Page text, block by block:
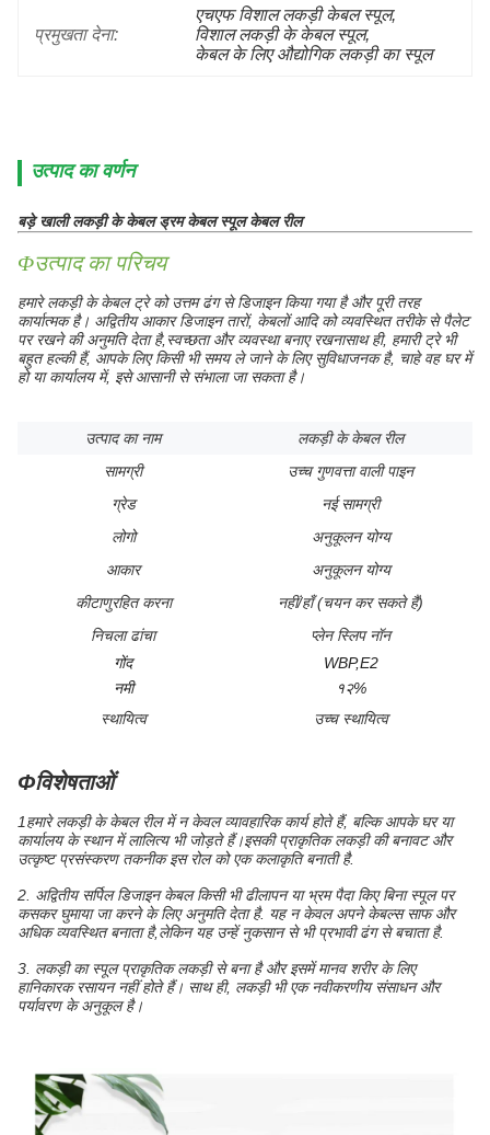
प्रमुखता देना:
एचएफ विशाल लकड़ी केबल स्पूल,
विशाल लकड़ी के केबल स्पूल,
केबल के लिए औद्योगिक लकड़ी का स्पूल
उत्पाद का वर्णन
बड़े खाली लकड़ी के केबल ड्रम केबल स्पूल केबल रील
Φउत्पाद का परिचय
हमारे लकड़ी के केबल ट्रे को उत्तम ढंग से डिजाइन किया गया है और पूरी तरह
कार्यात्मक है। अद्वितीय आकार डिजाइन तारों, केबलों आदि को व्यवस्थित तरीके से पैलेट
पर रखने की अनुमति देता है,स्वच्छता और व्यवस्था बनाए रखनासाथ ही, हमारी ट्रे भी
बहुत हल्की हैं, आपके लिए किसी भी समय ले जाने के लिए सुविधाजनक है, चाहे वह घर में
हो या कार्यालय में, इसे आसानी से संभाला जा सकता है।
उत्पाद का नाम
लकड़ी के केबल रील
सामग्री
उच्च गुणवत्ता वाली पाइन
ग्रेड
नई सामग्री
लोगो
अनुकूलन योग्य
आकार
अनुकूलन योग्य
कीटाणुरहित करना
नहीं/हाँ (चयन कर सकते हैं)
निचला ढांचा
प्लेन स्लिप नॉन
गोंद
WBP,E2
नमी
१२%
स्थायित्व
उच्च स्थायित्व
Φविशेषताओं
1हमारे लकड़ी के केबल रील में न केवल व्यावहारिक कार्य होते हैं, बल्कि आपके घर या
कार्यालय के स्थान में लालित्य भी जोड़ते हैं।इसकी प्राकृतिक लकड़ी की बनावट और
उत्कृष्ट प्रसंस्करण तकनीक इस रोल को एक कलाकृति बनाती है.
2. अद्वितीय सर्पिल डिजाइन केबल किसी भी ढीलापन या भ्रम पैदा किए बिना स्पूल पर
कसकर घुमाया जा करने के लिए अनुमति देता है. यह न केवल अपने केबल्स साफ और
अधिक व्यवस्थित बनाता है,लेकिन यह उन्हें नुकसान से भी प्रभावी ढंग से बचाता है.
3. लकड़ी का स्पूल प्राकृतिक लकड़ी से बना है और इसमें मानव शरीर के लिए
हानिकारक रसायन नहीं होते हैं। साथ ही, लकड़ी भी एक नवीकरणीय संसाधन और
पर्यावरण के अनुकूल है।